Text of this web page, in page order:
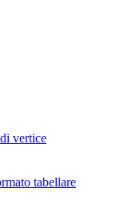
vertice
tabellare